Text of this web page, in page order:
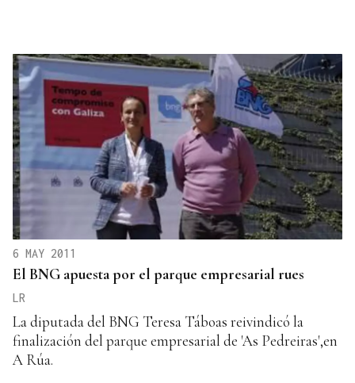
6 MAY 2011
El BNG apuesta por el parque empresarial rues
LR
La diputada del BNG Teresa Táboas reivindicó la
finalización del parque empresarial de 'As Pedreiras',en
A Rúa.